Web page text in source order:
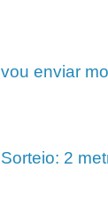
vou enviar
Sorteio: 2